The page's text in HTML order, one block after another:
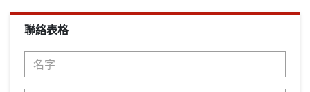
聯絡表格